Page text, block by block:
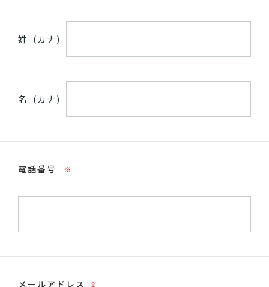
姓 (カナ)
名 (カナ)
電話番号 ※
メールアドレス ※